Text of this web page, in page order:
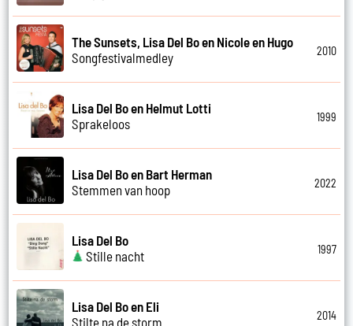
The Sunsets, Lisa Del Bo en Nicole en Hugo
Songfestivalmedley
2010
Lisa Del Bo en Helmut Lotti
Sprakeloos
1999
Lisa Del Bo en Bart Herman
Stemmen van hoop
2022
Lisa Del Bo
Stille nacht
1997
Lisa Del Bo en Eli
Stilte na de storm
2014